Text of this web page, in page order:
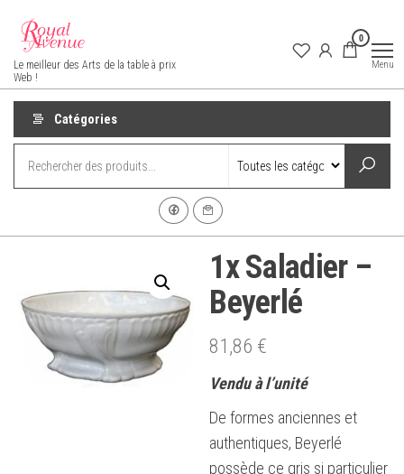
contenu
Royal Avenue
Le meilleur des Arts de la table à prix
Web !
0
Menu
Catégories
1x Saladier –
Beyerlé
81,86 €
Vendu à l’unité
De formes anciennes et
authentiques, Beyerlé
possède ce gris si particulier